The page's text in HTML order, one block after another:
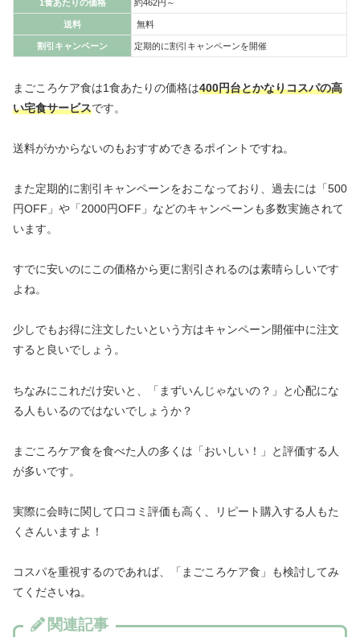
1食あたりの価格 約462円～
送料 無料
割引キャンペーン 定期的に割引キャンペーンを開催
まごころケア食は1食あたりの価格は400円台とかなりコスパの高
い宅食サービスです。
送料がかからないのもおすすめできるポイントですね。
また定期的に割引キャンペーンをおこなっており、過去には「500
円OFF」や「2000円OFF」などのキャンペーンも多数実施されて
います。
すでに安いのにこの価格から更に割引されるのは素晴らしいです
よね。
少しでもお得に注文したいという方はキャンペーン開催中に注文
すると良いでしょう。
ちなみにこれだけ安いと、「まずいんじゃないの？」と心配にな
る人もいるのではないでしょうか？
まごころケア食を食べた人の多くは「おいしい！」と評価する人
が多いです。
実際に会時に関して口コミ評価も高く、リピート購入する人もた
くさんいますよ！
コスパを重視するのであれば、「まごころケア食」も検討してみ
てくださいね。
関連記事